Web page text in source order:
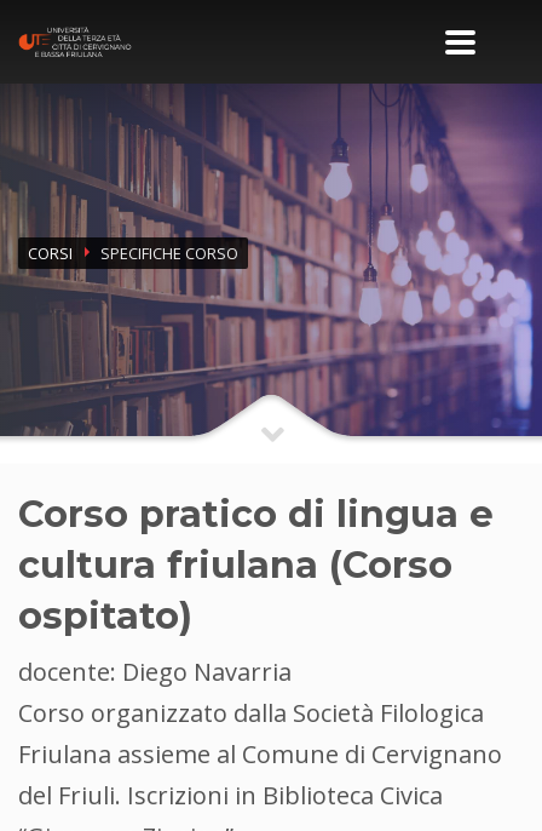
CORSI SPECIFICHE CORSO
Corso pratico di lingua e
cultura friulana (Corso
ospitato)
docente: Diego Navarria
Corso organizzato dalla Società Filologica
Friulana assieme al Comune di Cervignano
del Friuli. Iscrizioni in Biblioteca Civica